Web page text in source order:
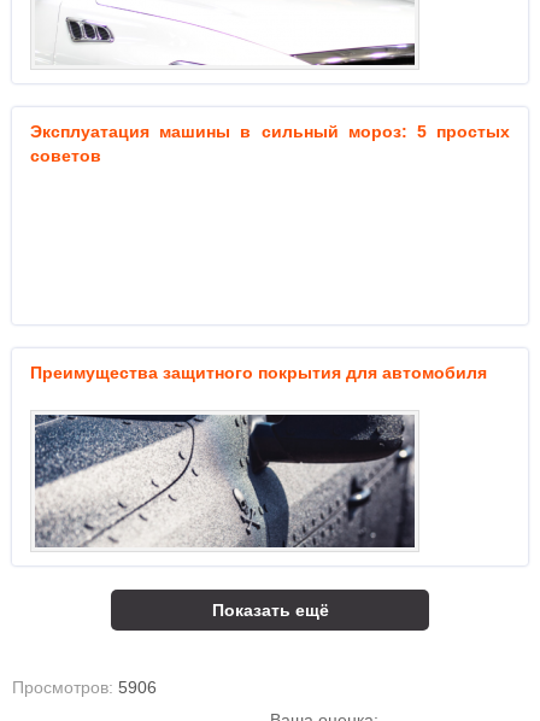
Эксплуатация машины в сильный мороз: 5 простых
советов
Преимущества защитного покрытия для автомобиля
Показать ещё
Просмотров: 5906